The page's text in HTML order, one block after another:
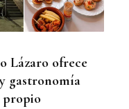
Lázaro ofrece
gastronomía
propio